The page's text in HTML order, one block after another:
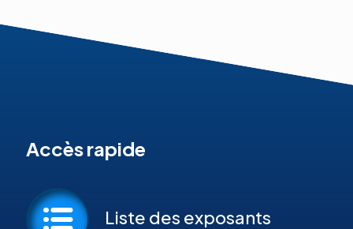
Accès rapide
Liste des exposants